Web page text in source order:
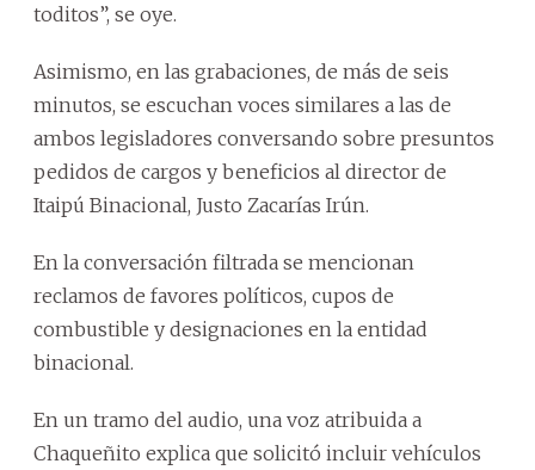
toditos”, se oye.
Asimismo, en las grabaciones, de más de seis
minutos, se escuchan voces similares a las de
ambos legisladores conversando sobre presuntos
pedidos de cargos y beneficios al director de
Itaipú Binacional, Justo Zacarías Irún.
En la conversación filtrada se mencionan
reclamos de favores políticos, cupos de
combustible y designaciones en la entidad
binacional.
En un tramo del audio, una voz atribuida a
Chaqueñito explica que solicitó incluir vehículos